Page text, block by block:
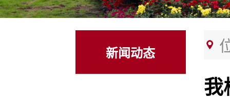
新闻动态
我